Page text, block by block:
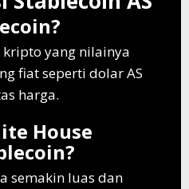
kripto yang nilainya
fiat seperti dolar AS
harga.
House
semakin luas dan